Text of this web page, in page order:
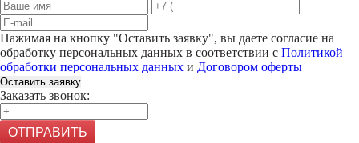
Нажимая на кнопку "Оставить заявку", вы даете согласие на
обработку персональных данных в соответствии с Политикой
обработки персональных данных и Договором оферты
Оставить заявку
Заказать звонок:
ОТПРАВИТЬ